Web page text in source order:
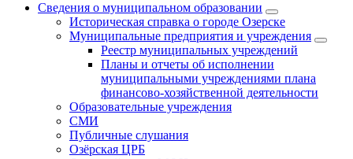
Сведения о муниципальном образовании
Историческая справка о городе Озерске
Муниципальные предприятия и учреждения
Реестр муниципальных учреждений
Планы и отчеты об исполнении
муниципальными учреждениями плана
финансово-хозяйственной деятельности
Образовательные учреждения
СМИ
Публичные слушания
Озёрская ЦРБ